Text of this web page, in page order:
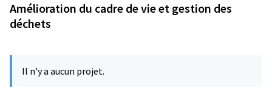
Amélioration du cadre de vie et gestion des
déchets
Il n'y a aucun projet.